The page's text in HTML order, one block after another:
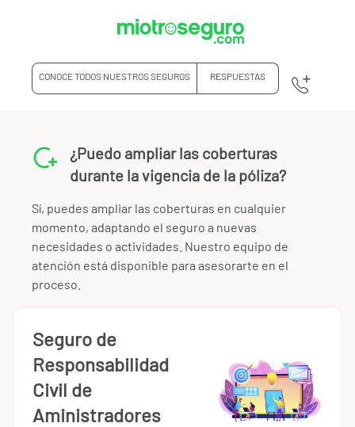
CONOCE TODOS NUESTROS SEGUROS RESPUESTAS
¿Puedo ampliar las coberturas
durante la vigencia de la póliza?
Sí, puedes ampliar las coberturas en cualquier
momento, adaptando el seguro a nuevas
necesidades o actividades. Nuestro equipo de
atención está disponible para asesorarte en el
proceso.
Seguro de
Responsabilidad
Civil de
Aministradores